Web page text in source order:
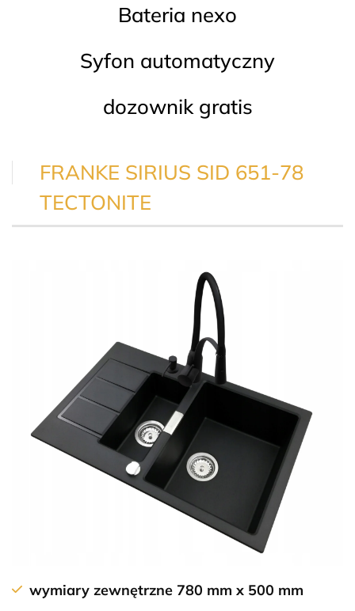
Bateria nexo
Syfon automatyczny
dozownik gratis
FRANKE SIRIUS SID 651-78
TECTONITE
wymiary zewnętrzne 780 mm x 500 mm